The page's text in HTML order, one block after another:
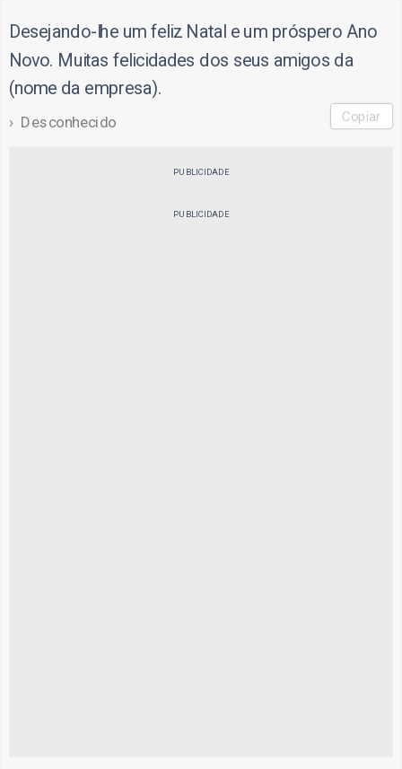
Desejando-lhe um feliz Natal e um próspero Ano
Novo. Muitas felicidades dos seus amigos da
(nome da empresa).
Desconhecido Copiar
PUBLICIDADE
PUBLICIDADE